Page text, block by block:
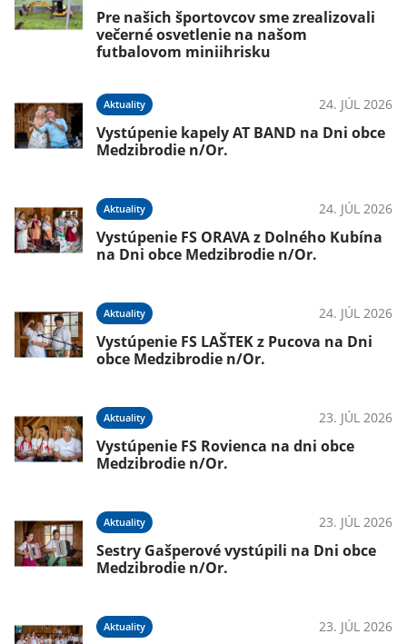
Pre našich športovcov sme zrealizovali
večerné osvetlenie na našom
futbalovom miniihrisku
Aktuality 24. JÚL 2026
Vystúpenie kapely AT BAND na Dni obce
Medzibrodie n/Or.
Aktuality 24. JÚL 2026
Vystúpenie FS ORAVA z Dolného Kubína
na Dni obce Medzibrodie n/Or.
Aktuality 24. JÚL 2026
Vystúpenie FS LAŠTEK z Pucova na Dni
obce Medzibrodie n/Or.
Aktuality 23. JÚL 2026
Vystúpenie FS Rovienca na dni obce
Medzibrodie n/Or.
Aktuality 23. JÚL 2026
Sestry Gašperové vystúpili na Dni obce
Medzibrodie n/Or.
Aktuality 23. JÚL 2026